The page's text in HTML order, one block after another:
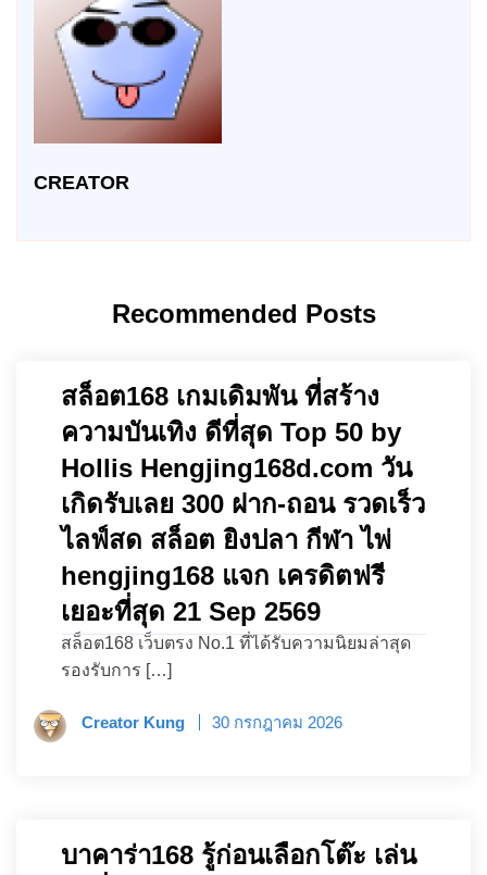
CREATOR
Recommended Posts
สล็อต168 เกมเดิมพัน ที่สร้าง
ความบันเทิง ดีที่สุด Top 50 by
Hollis Hengjing168d.com วัน
เกิดรับเลย 300 ฝาก-ถอน รวดเร็ว
ไลฟ์สด สล็อต ยิงปลา กีฬา ไพ่
hengjing168 แจก เครดิตฟรี
เยอะที่สุด 21 Sep 2569
สล็อต168 เว็บตรง No.1 ที่ได้รับความนิยมล่าสุด
รองรับการ […]
Creator Kung 30 กรกฎาคม 2026
บาคาร่า168 รู้ก่อนเลือกโต๊ะ เล่น